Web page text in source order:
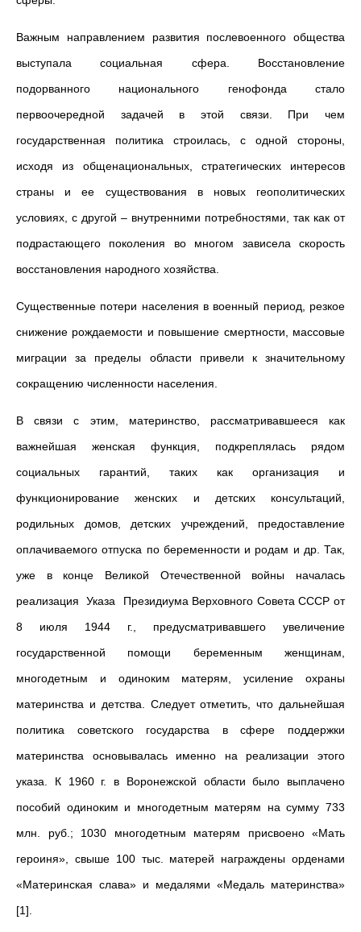
Важным направлением развития послевоенного общества
выступала социальная сфера. Восстановление
подорванного национального генофонда стало
первоочередной задачей в этой связи. При чем
государственная политика строилась, с одной стороны,
исходя из общенациональных, стратегических интересов
страны и ее существования в новых геополитических
условиях, с другой – внутренними потребностями, так как от
подрастающего поколения во многом зависела скорость
восстановления народного хозяйства.
Существенные потери населения в военный период, резкое
снижение рождаемости и повышение смертности, массовые
миграции за пределы области привели к значительному
сокращению численности населения.
В связи с этим, материнство, рассматривавшееся как
важнейшая женская функция, подкреплялась рядом
социальных гарантий, таких как организация и
функционирование женских и детских консультаций,
родильных домов, детских учреждений, предоставление
оплачиваемого отпуска по беременности и родам и др. Так,
уже в конце Великой Отечественной войны началась
реализация Указа Президиума Верховного Совета СССР от
8 июля 1944 г., предусматривавшего увеличение
государственной помощи беременным женщинам,
многодетным и одиноким матерям, усиление охраны
материнства и детства. Следует отметить, что дальнейшая
политика советского государства в сфере поддержки
материнства основывалась именно на реализации этого
указа. К 1960 г. в Воронежской области было выплачено
пособий одиноким и многодетным матерям на сумму 733
млн. руб.; 1030 многодетным матерям присвоено «Мать
героиня», свыше 100 тыс. матерей награждены орденами
«Материнская слава» и медалями «Медаль материнства»
[1].